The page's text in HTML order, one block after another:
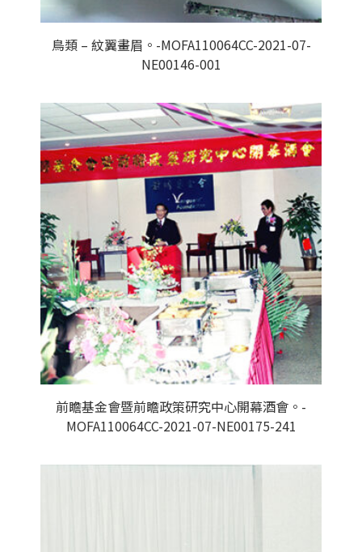
鳥類 – 紋翼畫眉。-MOFA110064CC-2021-07-
NE00146-001
前瞻基金會暨前瞻政策研究中心開幕酒會。-
MOFA110064CC-2021-07-NE00175-241